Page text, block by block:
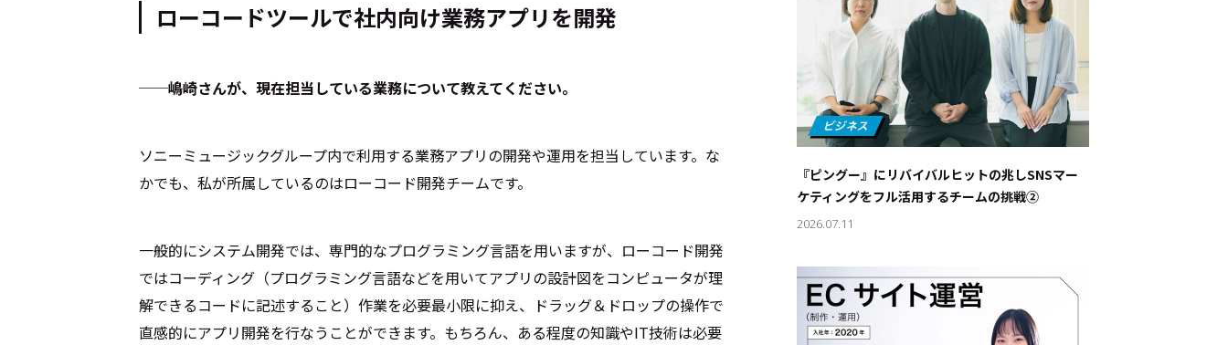
記事一覧
Cocotameとは About
キーワード：
#エンタメ業界のちょっといい話
#サステナブルな取り組み #スタッフが語る
#リクルート
運営会社 プライバシーポリシー 本サイトご利用にあたって Cookie Settings お問い合わせ
ローコードツールで社内向け業務アプリを開発
──嶋崎さんが、現在担当している業務について教えてください。
ソニーミュージックグループ内で利用する業務アプリの開発や運用を担当しています。な
かでも、私が所属しているのはローコード開発チームです。
一般的にシステム開発では、専門的なプログラミング言語を用いますが、ローコード開発
ではコーディング（プログラミング言語などを用いてアプリの設計図をコンピュータが理
解できるコードに記述すること）作業を必要最小限に抑え、ドラッグ＆ドロップの操作で
直感的にアプリ開発を行なうことができます。もちろん、ある程度の知識やIT技術は必要
『ピングー』にリバイバルヒットの兆し――SNSマー
ケティングをフル活用するチームの挑戦②
2026.07.11